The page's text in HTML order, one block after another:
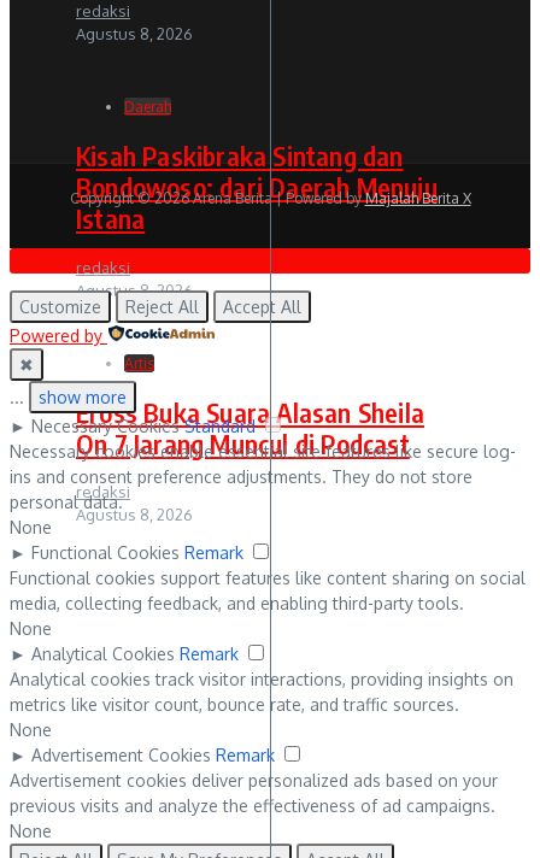
redaksi
Agustus 8, 2026
Daerah
Kisah Paskibraka Sintang dan
Bondowoso: dari Daerah Menuju
Istana
redaksi
Agustus 8, 2026
Artis
Eross Buka Suara Alasan Sheila
On 7 Jarang Muncul di Podcast
redaksi
Agustus 8, 2026
Copyright © 2026 Arena Berita | Powered byMajalah Berita X
Customize Reject All
Accept All
Powered by
✖
...
show more
► Necessary Cookies Standard
Necessary cookies enable essential site features like secure log-
ins and consent preference adjustments. They do not store
personal data.
None
► Functional Cookies Remark
Functional cookies support features like content sharing on social
media, collecting feedback, and enabling third-party tools.
None
► Analytical Cookies Remark
Analytical cookies track visitor interactions, providing insights on
metrics like visitor count, bounce rate, and traffic sources.
None
► Advertisement Cookies Remark
Advertisement cookies deliver personalized ads based on your
previous visits and analyze the effectiveness of ad campaigns.
None